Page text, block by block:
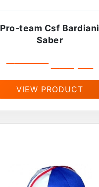
Pro-team Csf Bardiani
Saber
€19,99
VIEW PRODUCT